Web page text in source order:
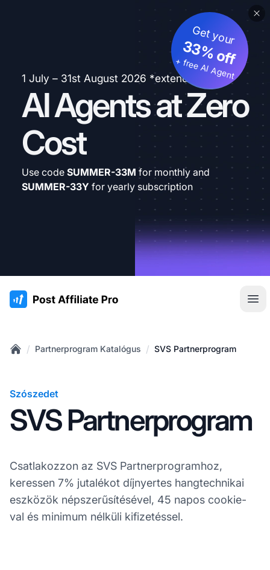
1 July – 31st August 2026 *extended
AI Agents at Zero
Cost
Get your
33% off
+ free AI Agent
Use code SUMMER-33M for monthly and
SUMMER-33Y for yearly subscription
:site.title
/ Partnerprogram Katalógus / SVS Partnerprogram
Szószedet
SVS Partnerprogram
Csatlakozzon az SVS Partnerprogramhoz,
keressen 7% jutalékot díjnyertes hangtechnikai
eszközök népszerűsítésével, 45 napos cookie-
val és minimum nélküli kifizetéssel.